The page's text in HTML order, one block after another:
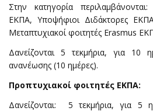
Στην κατηγορία
ΕΚΠΑ, Υποψήφιοι Διδάκτορες
Μεταπτυχιακοί φοιτητές Erasmus
Δανείζονται 5 τεκμήρια, για 10
ανανέωσης (10 ημέρες).
Προπτυχιακοί φοιτητές ΕΚΠΑ:
Δανείζονται: 5 τεκμήρια, για 5